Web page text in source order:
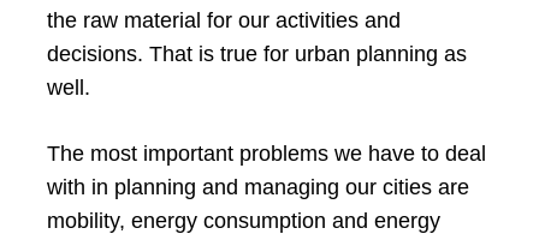
the raw material for our activities and
decisions. That is true for urban planning as
well.
The most important problems we have to deal
with in planning and managing our cities are
mobility, energy consumption and energy